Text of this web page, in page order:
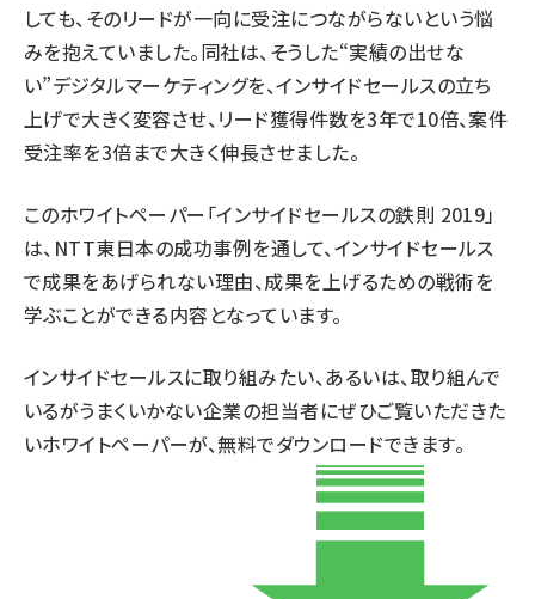
しても、そのリードが一向に受注につながらないという悩
みを抱えていました。同社は、そうした“実績の出せな
い”デジタルマーケティングを、インサイドセールスの立ち
上げで大きく変容させ、リード獲得件数を3年で10倍、案件
受注率を3倍まで大きく伸長させました。
このホワイトペーパー「インサイドセールスの鉄則 2019」
は、NTT東日本の成功事例を通して、インサイドセールス
で成果をあげられない理由、成果を上げるための戦術を
学ぶことができる内容となっています。
インサイドセールスに取り組みたい、あるいは、取り組んで
いるがうまくいかない企業の担当者にぜひご覧いただきた
いホワイトペーパーが、無料でダウンロードできます。